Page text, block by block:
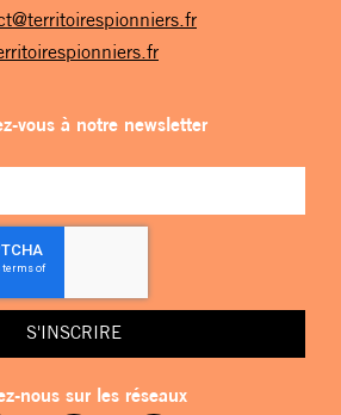
vous à notre newsletter
S'INSCRIRE
nous sur les réseaux